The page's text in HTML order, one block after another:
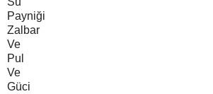
Payniği
Zalbar
Ve
Pul
Ve
Güci